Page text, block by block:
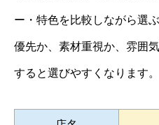
ー・特色を比較しながら選
優先か、素材重視か、雰囲
すると選びやすくなります。